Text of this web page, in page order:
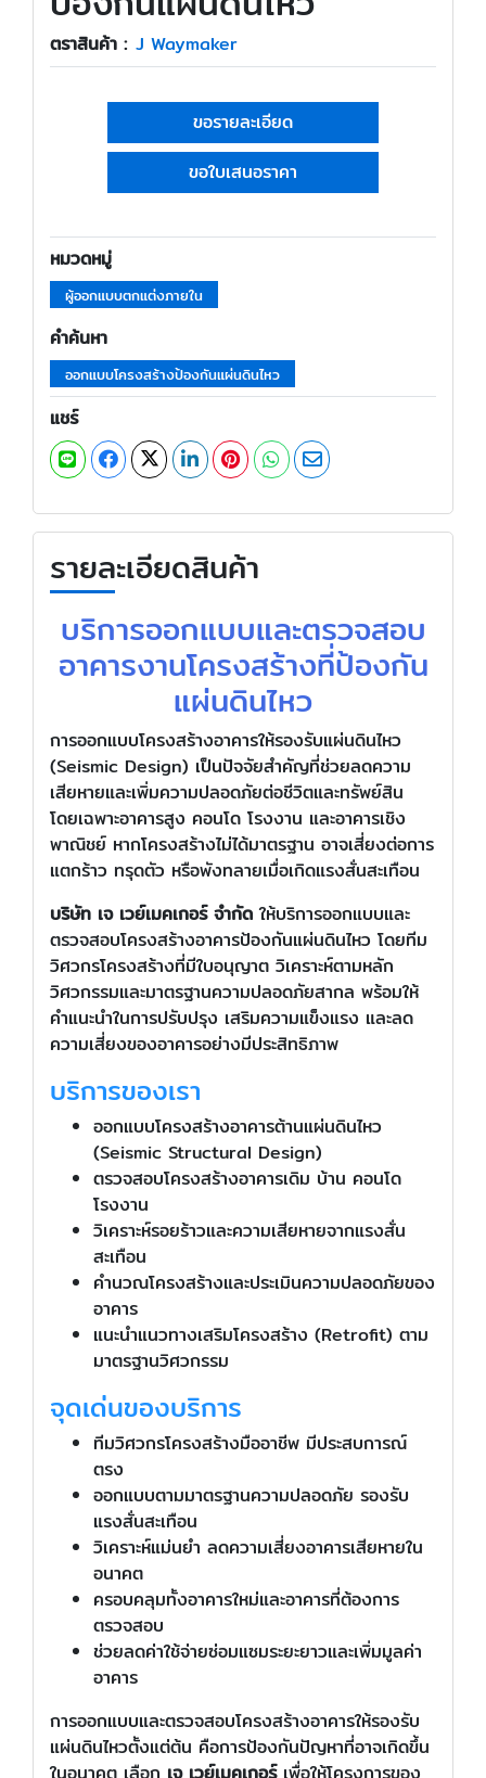
ตราสินค้า : J Waymaker
ขอรายละเอียด
ขอใบเสนอราคา
หมวดหมู่
ผู้ออกแบบตกแต่งภายใน
คำค้นหา
ออกแบบโครงสร้างป้องกันแผ่นดินไหว
แชร์
รายละเอียดสินค้า
บริการออกแบบและตรวจสอบ
อาคารงานโครงสร้างที่ป้องกัน
แผ่นดินไหว
การออกแบบโครงสร้างอาคารให้รองรับแผ่นดินไหว
(Seismic Design) เป็นปัจจัยสำคัญที่ช่วยลดความ
เสียหายและเพิ่มความปลอดภัยต่อชีวิตและทรัพย์สิน
โดยเฉพาะอาคารสูง คอนโด โรงงาน และอาคารเชิง
พาณิชย์ หากโครงสร้างไม่ได้มาตรฐาน อาจเสี่ยงต่อการ
แตกร้าว ทรุดตัว หรือพังทลายเมื่อเกิดแรงสั่นสะเทือน
บริษัท เจ เวย์เมคเกอร์ จำกัด ให้บริการออกแบบและ
ตรวจสอบโครงสร้างอาคารป้องกันแผ่นดินไหว โดยทีม
วิศวกรโครงสร้างที่มีใบอนุญาต วิเคราะห์ตามหลัก
วิศวกรรมและมาตรฐานความปลอดภัยสากล พร้อมให้
คำแนะนำในการปรับปรุง เสริมความแข็งแรง และลด
ความเสี่ยงของอาคารอย่างมีประสิทธิภาพ
บริการของเรา
ออกแบบโครงสร้างอาคารต้านแผ่นดินไหว
(Seismic Structural Design)
ตรวจสอบโครงสร้างอาคารเดิม บ้าน คอนโด
โรงงาน
วิเคราะห์รอยร้าวและความเสียหายจากแรงสั่น
สะเทือน
คำนวณโครงสร้างและประเมินความปลอดภัยของ
อาคาร
แนะนำแนวทางเสริมโครงสร้าง (Retrofit) ตาม
มาตรฐานวิศวกรรม
จุดเด่นของบริการ
ทีมวิศวกรโครงสร้างมืออาชีพ มีประสบการณ์
ตรง
ออกแบบตามมาตรฐานความปลอดภัย รองรับ
แรงสั่นสะเทือน
วิเคราะห์แม่นยำ ลดความเสี่ยงอาคารเสียหายใน
อนาคต
ครอบคลุมทั้งอาคารใหม่และอาคารที่ต้องการ
ตรวจสอบ
ช่วยลดค่าใช้จ่ายซ่อมแซมระยะยาวและเพิ่มมูลค่า
อาคาร
การออกแบบและตรวจสอบโครงสร้างอาคารให้รองรับ
แผ่นดินไหวตั้งแต่ต้น คือการป้องกันปัญหาที่อาจเกิดขึ้น